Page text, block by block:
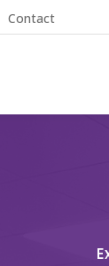
Contact